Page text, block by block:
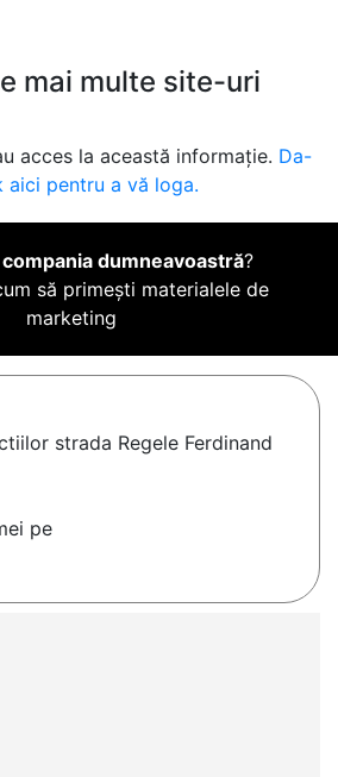
mai multe site-uri
acces la această informație. Da-
aici pentru a vă loga.
dumneavoastră?
să primești materialele de
marketing
strada Regele Ferdinand
pe